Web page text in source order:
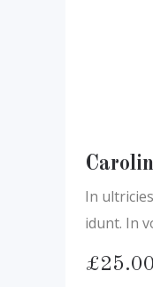
In
idunt. In
£25.00